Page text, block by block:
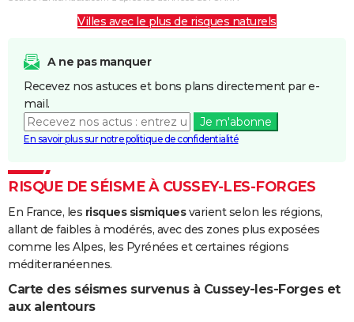
Villes avec le plus de risques naturels
A ne pas manquer
Recevez nos astuces et bons plans directement par e-
mail.
Je m'abonne
En savoir plus sur notre politique de confidentialité
RISQUE DE SÉISME À CUSSEY-LES-FORGES
En France, les risques sismiquesvarient selon les régions,
allant de faibles à modérés, avec des zones plus exposées
comme les Alpes, les Pyrénées et certaines régions
méditerranéennes.
Carte des séismes survenus à Cussey-les-Forges et
aux alentours